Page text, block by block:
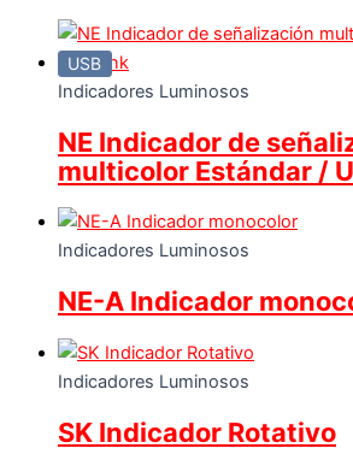
USB
Indicadores Luminosos
NE Indicador de
multicolor Estándar /
Indicadores Luminosos
NE-A Indicador
Indicadores Luminosos
SK Indicador Rotativo